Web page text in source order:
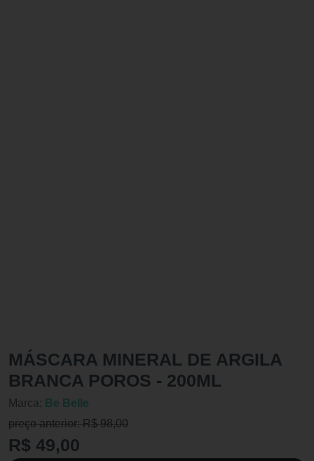
MÁSCARA MINERAL DE ARGILA
BRANCA POROS - 200ML
Marca: Be Belle
preço anterior: R$ 98,00
R$ 49,00